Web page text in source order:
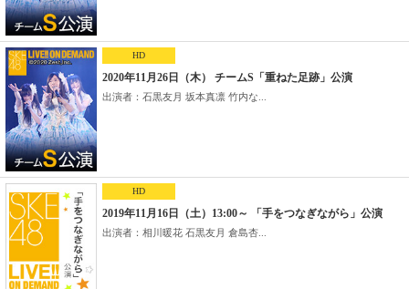
HD
2020年11月26日（木） チームS「重ねた足跡」公演
出演者：石黒友月 坂本真凛 竹内な...
HD
2019年11月16日（土）13:00～ 「手をつなぎながら」公演
出演者：相川暖花 石黒友月 倉島杏...